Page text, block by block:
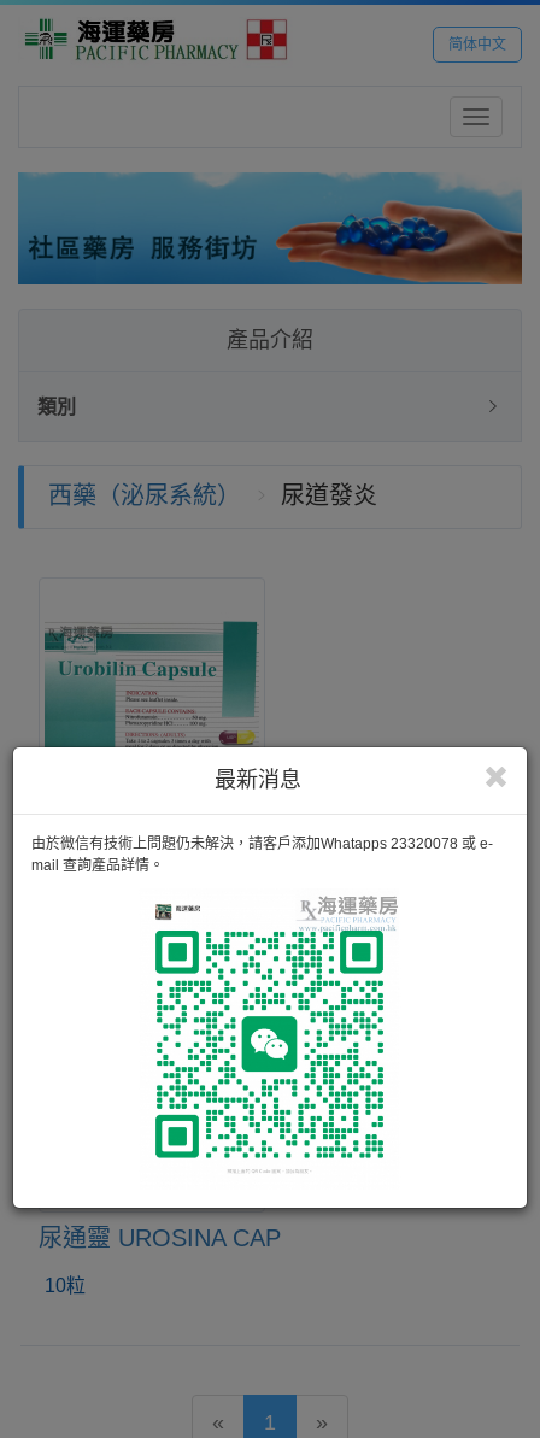
简体中文
Toggle
最新消息
由於微信有技術上問題仍未解決，請客戶添加Whatapps 23320078 或 e-
mail 查詢產品詳情。
產品介紹
類別
西藥（泌尿系統） 尿道發炎
尿路必靈 UROBILIN CAP
10粒
尿通靈 UROSINA CAP
10粒
« 1 »